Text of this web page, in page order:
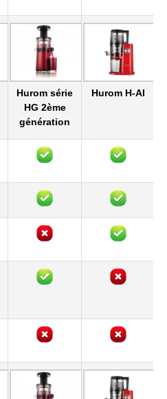
Hurom série
HG 2ème
génération
Hurom H-AI